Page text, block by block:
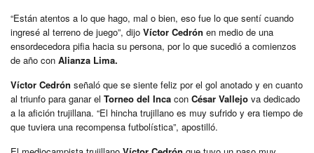
“Están atentos a lo que hago, mal o bien, eso fue lo que sentí cuando
ingresé al terreno de juego”, dijo Víctor Cedrón en medio de una
ensordecedora pifia hacia su persona, por lo que sucedió a comienzos
de año con Alianza Lima.
Víctor Cedrón señaló que se siente feliz por el gol anotado y en cuanto
al triunfo para ganar el Torneo del Inca con César Vallejo va dedicado
a la afición trujillana. “El hincha trujillano es muy sufrido y era tiempo de
que tuviera una recompensa futbolística”, apostilló.